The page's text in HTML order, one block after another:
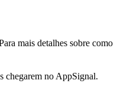
mais detalhes sobre
chegarem no AppSignal.